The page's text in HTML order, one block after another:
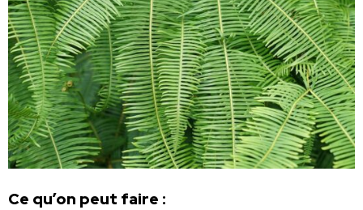
Ce qu’on peut faire :